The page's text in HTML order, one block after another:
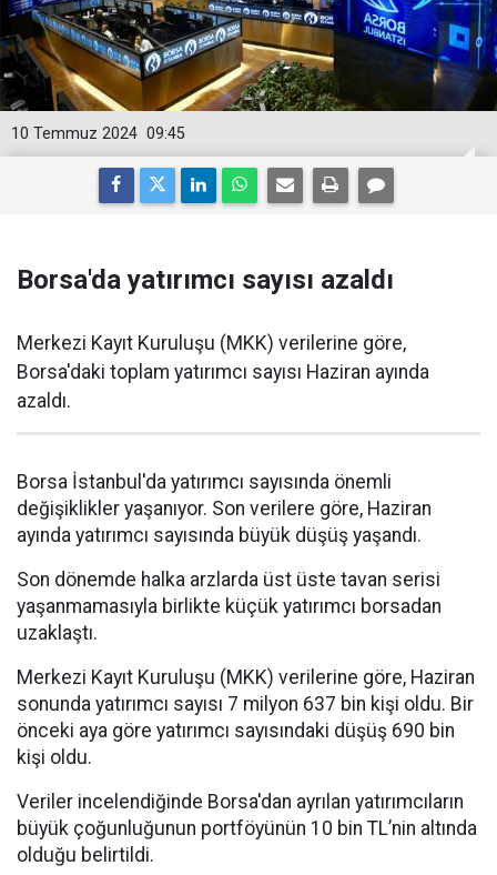
09:45
10 Temmuz 2024
Borsa'da yatırımcı sayısı azaldı
Merkezi Kayıt Kuruluşu (MKK) verilerine göre,
Borsa'daki toplam yatırımcı sayısı Haziran ayında
azaldı.
Borsa İstanbul'da yatırımcı sayısında önemli
değişiklikler yaşanıyor. Son verilere göre, Haziran
ayında yatırımcı sayısında büyük düşüş yaşandı.
Son dönemde halka arzlarda üst üste tavan serisi
yaşanmamasıyla birlikte küçük yatırımcı borsadan
uzaklaştı.
Merkezi Kayıt Kuruluşu (MKK) verilerine göre, Haziran
sonunda yatırımcı sayısı 7 milyon 637 bin kişi oldu. Bir
önceki aya göre yatırımcı sayısındaki düşüş 690 bin
kişi oldu.
Veriler incelendiğinde Borsa'dan ayrılan yatırımcıların
büyük çoğunluğunun portföyünün 10 bin TL’nin altında
olduğu belirtildi.